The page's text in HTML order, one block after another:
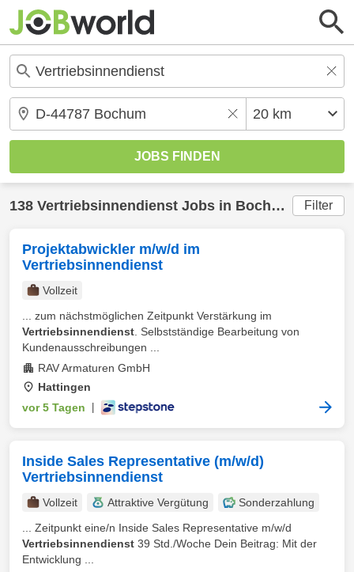
138 Vertriebsinnendienst Jobs in Bochum (20 km)
Filter
Projektabwickler m/w/d im
Vertriebsinnendienst
Vollzeit
... zum nächstmöglichen Zeitpunkt Verstärkung im
Vertriebsinnendienst . Selbstständige Bearbeitung von
Kundenausschreibungen ...
RAV Armaturen GmbH
Hattingen
vor 5 Tagen
Inside Sales Representative (m/w/d)
Vertriebsinnendienst
Vollzeit Attraktive Vergütung
Sonderzahlung
... Zeitpunkt eine/n Inside Sales Representative m/w/d
Vertriebsinnendienst 39 Std./Woche Dein Beitrag: Mit der
Entwicklung ...